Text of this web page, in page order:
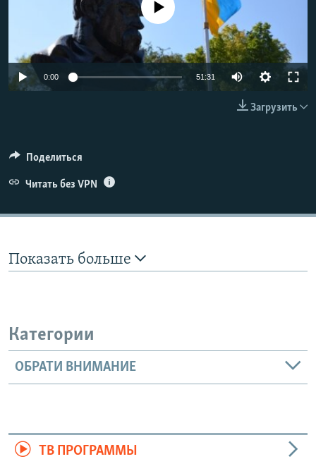
ПОБЕДИТЕЛЕЙ НЕ СУДЯТ?
КРЫМ.НЕПОКОРЕННЫЙ
ELIFBE
УКРАИНСКАЯ ПРОБЛЕМА КРЫМА
ПРИСОЕДИНЯЙТЕСЬ!
Auto
No media source currently available
0:00 51:31
240p
Загрузить
Поделиться
Читать без VPN
Показать больше
Категории
ОБРАТИ ВНИМАНИЕ
ТВ ПРОГРАММЫ